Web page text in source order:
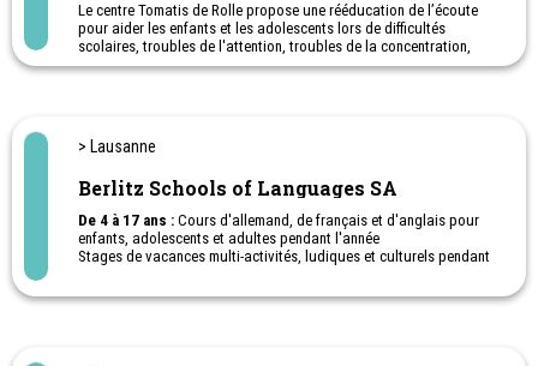
Le centre Tomatis de Rolle propose une rééducation de l’écoute
pour aider les enfants et les adolescents lors de difficultés
scolaires, troubles de l'attention, troubles de la concentration,
hyperactivité, dyslexie, dysorthographie, troubles
> Lausanne
Berlitz Schools of Languages SA
De 4 à 17 ans : Cours d'allemand, de français et d'anglais pour
enfants, adolescents et adultes pendant l'année
Stages de vacances multi-activités, ludiques et culturels pendant